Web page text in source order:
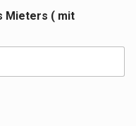
Mieters ( mit